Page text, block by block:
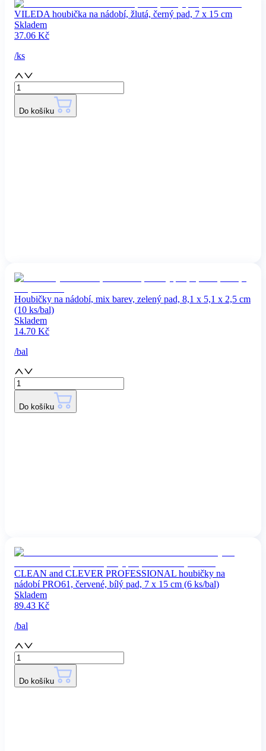
VILEDA houbička na nádobí, žlutá, černý pad, 7 x 15 cm
Skladem
37.06 Kč
/ks
Do košíku
Houbičky na nádobí, mix barev, zelený pad, 8,1 x 5,1 x 2,5 cm
(10 ks/bal)
Skladem
14.70 Kč
/bal
Do košíku
CLEAN and CLEVER PROFESSIONAL houbičky na
nádobí PRO61, červené, bílý pad, 7 x 15 cm (6 ks/bal)
Skladem
89.43 Kč
/bal
Do košíku